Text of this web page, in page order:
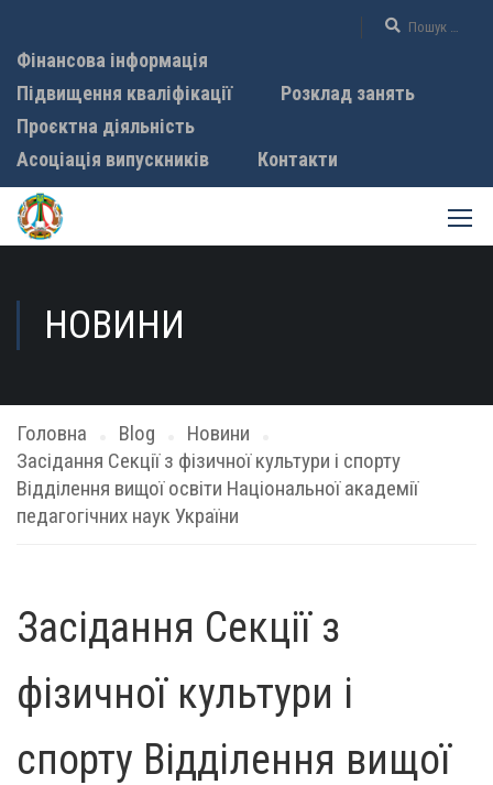
Фінансова інформація
Підвищення кваліфікації
Розклад занять
Проєктна діяльність
Асоціація випускників
Контакти
НОВИНИ
Головна Blog
Новини
Засідання Секції з фізичної культури і спорту
Відділення вищої освіти Національної академії
педагогічних наук України
Засідання Секції з
фізичної культури і
спорту Відділення вищої